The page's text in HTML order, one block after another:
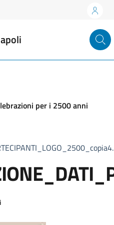
per i 2500 anni